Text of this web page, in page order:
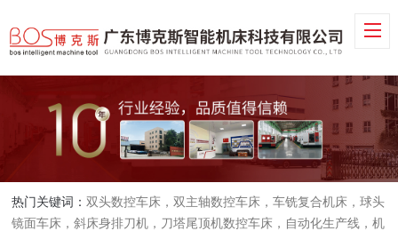
热门关键词：双头数控车床，双主轴数控车床，车铣复合机床，球头
镜面车床，斜床身排刀机，刀塔尾顶机数控车床，自动化生产线，机